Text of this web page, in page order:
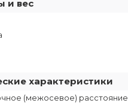
и вес
характеристики
(межосевое) расстояние